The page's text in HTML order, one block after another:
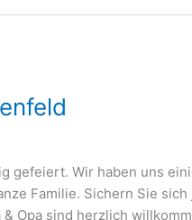
gefeiert. Wir haben uns
Familie. Sichern Sie sich
Opa sind herzlich